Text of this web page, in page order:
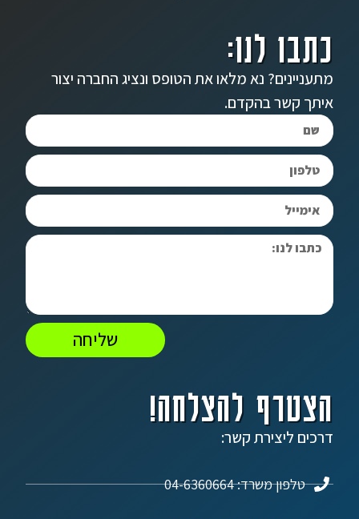
הצטרף להצלחה!
דרכים ליצירת קשר:
טלפון משרד: 04-6360664
כתבו לנו:
מתעניינים? נא מלאו את הטופס ונציג החברה יצור
איתך קשר בהקדם.
שליחה